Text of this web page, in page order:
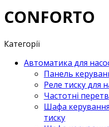
CONFORTO
Категорії
Автоматика для
Панель
Реле тиску для
Частотні
Шафа
тиску